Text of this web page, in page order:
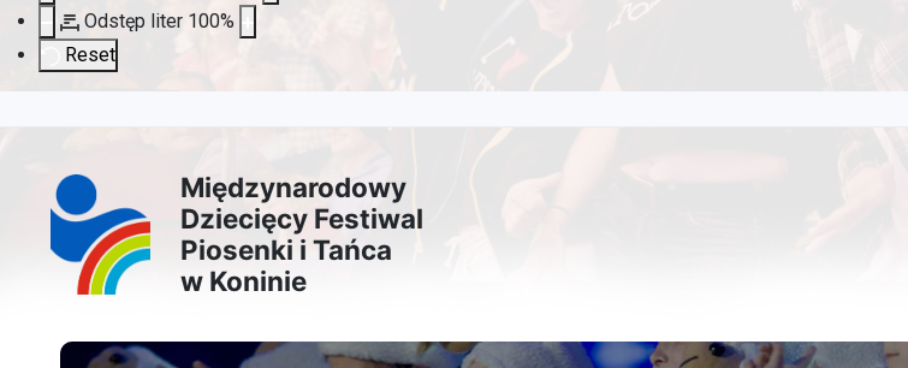
Odstęp liter 100%
Reset
do
treści
głównej
do
menu
nawigacyjnego
do
wyszukiwarki
do
mapy
strony
Międzynarodowy
Dziecięcy Festiwal
Piosenki i Tańca
w Koninie